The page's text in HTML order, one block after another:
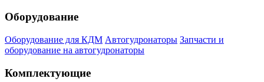
Оборудование
Оборудование для КДМ Автогудронаторы Запчасти и
оборудование на автогудронаторы
Комплектующие